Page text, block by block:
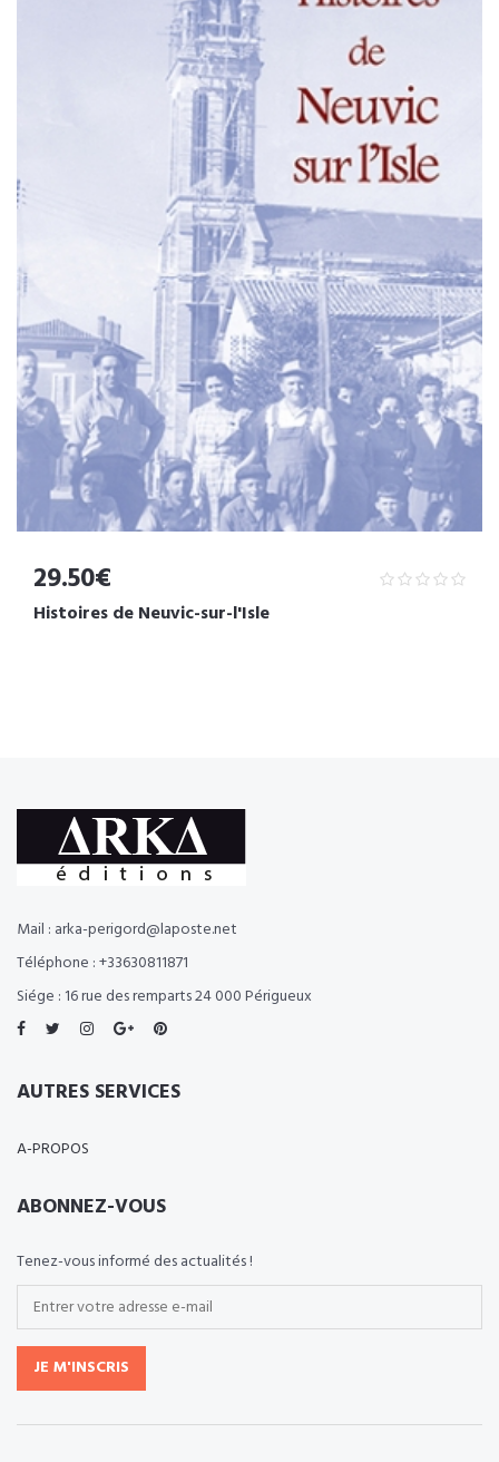
29.50€
Histoires de Neuvic-sur-l'Isle
Mail : arka-perigord@laposte.net
Téléphone : +33630811871
Siége : 16 rue des remparts 24 000 Périgueux
AUTRES SERVICES
A-PROPOS
ABONNEZ-VOUS
Tenez-vous informé des actualités !
JE M'INSCRIS